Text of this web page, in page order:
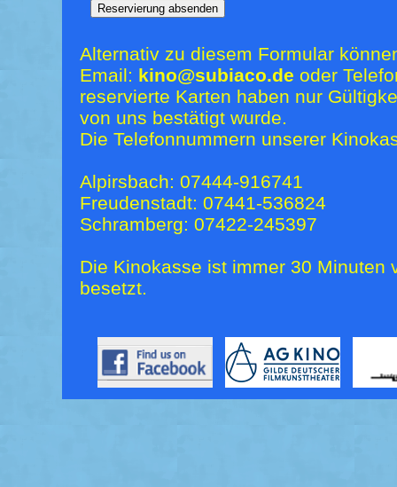
Alternativ zu diesem Formular
Email: kino@subiaco.de oder
reservierte Karten haben nur
von uns bestätigt wurde.
Die Telefonnummern unserer
Alpirsbach: 07444-916741
Freudenstadt: 07441-536824
Schramberg: 07422-245397
Die Kinokasse ist immer 30 Minuten
besetzt.